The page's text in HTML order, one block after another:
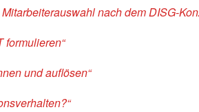
nach dem DISG-
formulieren“
und auflösen“